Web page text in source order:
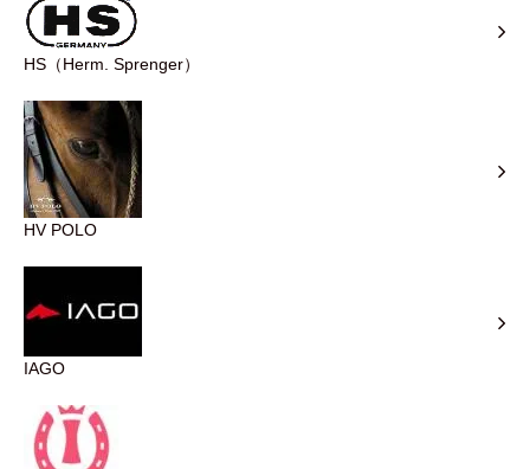
HS（Herm. Sprenger）
HV POLO
IAGO